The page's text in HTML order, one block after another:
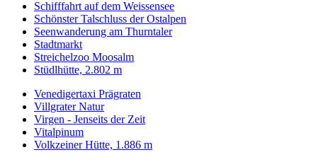
Schifffahrt auf dem Weissensee
Schönster Talschluss der Ostalpen
Seenwanderung am Thurntaler
Stadtmarkt
Streichelzoo Moosalm
Stüdlhütte, 2.802 m
Venedigertaxi Prägraten
Villgrater Natur
Virgen - Jenseits der Zeit
Vitalpinum
Volkzeiner Hütte, 1.886 m